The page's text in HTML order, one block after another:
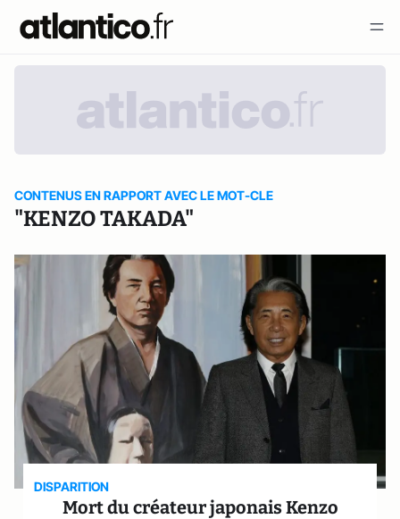
CONTENUS EN RAPPORT AVEC LE MOT-CLE
"KENZO TAKADA"
DISPARITION
Mort du créateur japonais Kenzo